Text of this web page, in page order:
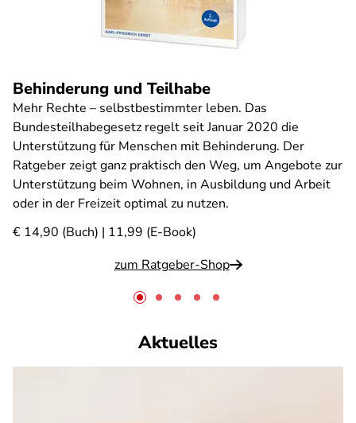
Behinderung und Teilhabe
Mehr Rechte – selbstbestimmter leben. Das
Bundesteilhabegesetz regelt seit Januar 2020 die
Unterstützung für Menschen mit Behinderung. Der
Ratgeber zeigt ganz praktisch den Weg, um Angebote zur
Unterstützung beim Wohnen, in Ausbildung und Arbeit
oder in der Freizeit optimal zu nutzen.
€ 14,90 (Buch) | 11,99 (E-Book)
zum Ratgeber-Shop
Aktuelles